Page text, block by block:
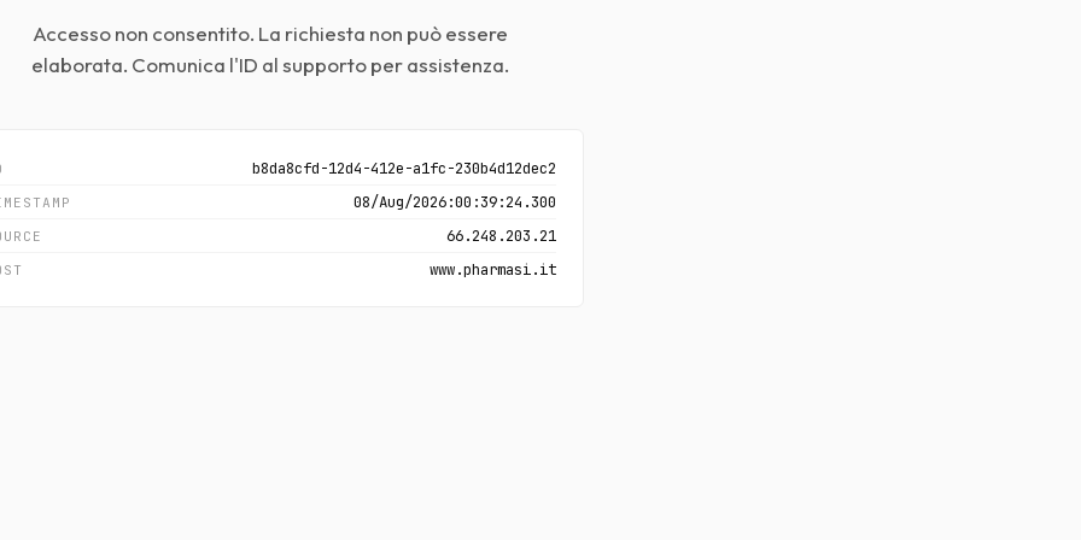
Accesso non consentito. La richiesta non può essere
elaborata. Comunica l'ID al supporto per assistenza.
b8da8cfd-12d4-412e-a1fc-230b4d12dec2
08/Aug/2026:00:39:24.300
66.248.203.21
www.pharmasi.it